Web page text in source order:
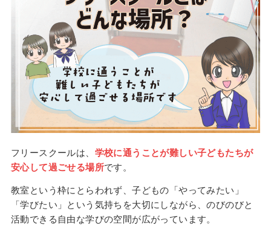
フリースクールは、 学校に通うことが難しい子どもたちが
安心して過ごせる場所です。
教室という枠にとらわれず、子どもの「やってみたい」
「学びたい」という気持ちを大切にしながら、のびのびと
活動できる自由な学びの空間が広がっています。